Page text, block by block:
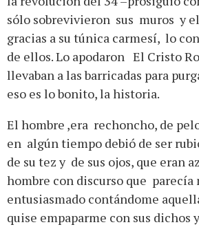
sólo sobrevivieron sus muros y
gracias a su túnica carmesí, lo
de ellos. Lo apodaron El Cristo
llevaban a las barricadas para
eso es lo bonito, la historia.
El hombre ,era rechoncho, de
en algún tiempo debió de ser
de su tez y de sus ojos, que eran
hombre con discurso que parecía
entusiasmado contándome
quise empaparme con sus dichos